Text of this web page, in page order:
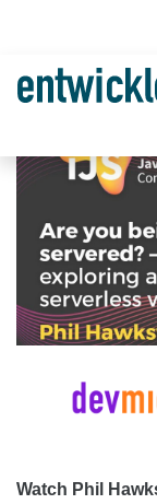
Watch Phil